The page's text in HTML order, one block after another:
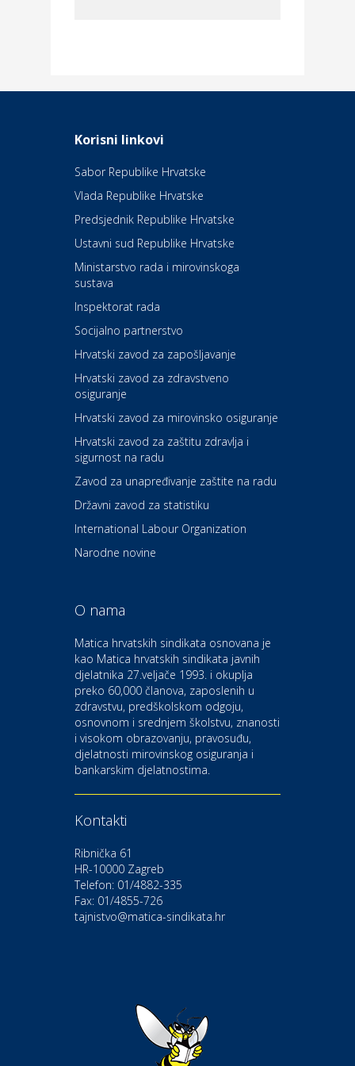
Daruvarske toplice – ljekovita
Kultura i edukacija
Kazalište Kerempuh
Kultura i edukacija
Kazalište ZKM
Auto-moto i tehnika
Zdravlje i osiguranje
Povoljnosti
Dental Sudar
Dom i dizajn
Euro-vrt – kosilice, motorne
Odmor
Bistrica
Auto-moto i tehnika
CIAK Auto d.o.o.
Kultura i edukacija
Kazalište Gavella
Moda i ljepota
Gastro
Hotel Bunčić Vrbovec
Izletište i vinotočje VINIA
Korisni linkovi
Sabor Republike Hrvatske
Vlada Republike Hrvatske
Predsjednik Republike Hrvatske
Ustavni sud Republike Hrvatske
Ministarstvo rada i mirovinskoga
sustava
Inspektorat rada
Socijalno partnerstvo
Hrvatski zavod za zapošljavanje
Hrvatski zavod za zdravstveno
osiguranje
Hrvatski zavod za mirovinsko osiguranje
Hrvatski zavod za zaštitu zdravlja i
sigurnost na radu
Zavod za unapređivanje zaštite na radu
Državni zavod za statistiku
International Labour Organization
Narodne novine
O nama
Matica hrvatskih sindikata osnovana je
kao Matica hrvatskih sindikata javnih
djelatnika 27.veljače 1993. i okuplja
preko 60,000 članova, zaposlenih u
zdravstvu, predškolskom odgoju,
osnovnom i srednjem školstvu, znanosti
i visokom obrazovanju, pravosuđu,
djelatnosti mirovinskog osiguranja i
bankarskim djelatnostima.
Kontakti
Ribnička 61
HR-10000 Zagreb
Telefon: 01/4882-335
Fax: 01/4855-726
tajnistvo@matica-sindikata.hr